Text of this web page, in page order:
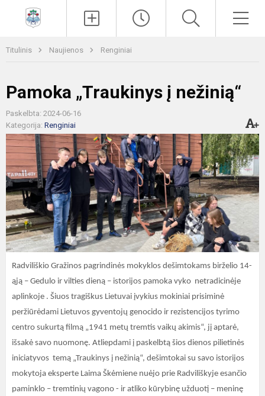
Titulinis Naujienos Renginiai
Pamoka „Traukinys į nežinią“
Paskelbta: 2024-06-16
Kategorija: Renginiai
Radviliškio Gražinos pagrindinės mokyklos dešimtokams birželio 14-
ąją – Gedulo ir vilties dieną – istorijos pamoka vyko netradicinėje
aplinkoje . Šiuos tragiškus Lietuvai įvykius mokiniai prisiminė
peržiūrėdami Lietuvos gyventojų genocido ir rezistencijos tyrimo
centro sukurtą filmą „1941 metų tremtis vaikų akimis“, jį aptarė,
išsakė savo nuomonę. Atliepdami į paskelbtą šios dienos pilietinės
iniciatyvos temą „Traukinys į nežinią“, dešimtokai su savo istorijos
mokytoja eksperte Laima Škėmiene nuėjo prie Radviliškyje esančio
paminklo – tremtinių vagono - ir atliko kūrybinę užduotį – meninę